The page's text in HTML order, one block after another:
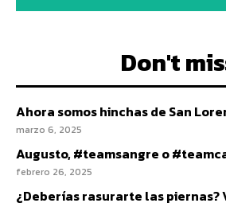
Don't
Ahora somos hinchas de San
marzo 6, 2025
Augusto, #teamsangre o
febrero 26, 2025
¿Deberías rasurarte las piernas?